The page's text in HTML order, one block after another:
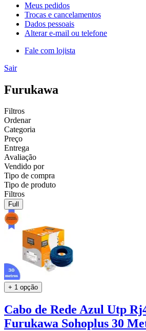
Meus pedidos
Trocas e cancelamentos
Dados pessoais
Alterar e-mail ou telefone
Fale com lojista
Sair
Furukawa
Filtros
Ordenar
Categoria
Preço
Entrega
Avaliação
Vendido por
Tipo de compra
Tipo de produto
Filtros
Full
+ 1 opção
Cabo de Rede Azul Utp
Furukawa Sohoplus 30